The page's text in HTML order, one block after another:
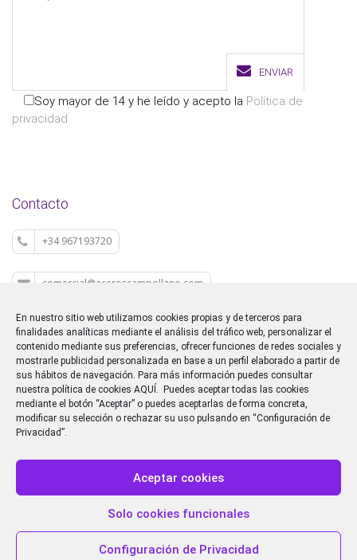
En nuestro sitio web utilizamos cookies propias y de terceros para
finalidades analíticas mediante el análisis del tráfico web, personalizar el
contenido mediante sus preferencias, ofrecer funciones de redes sociales y
mostrarle publicidad personalizada en base a un perfil elaborado a partir de
sus hábitos de navegación. Para más información puedes consultar
nuestra política de cookies AQUÍ . Puedes aceptar todas las cookies
mediante el botón “Aceptar” o puedes aceptarlas de forma concreta,
modificar su selección o rechazar su uso pulsando en “Configuración de
Privacidad”.
Aceptar cookies
Solo cookies funcionales
Configuración de Privacidad
ENVIAR
Soy mayor de 14 y he leído y acepto la Política de
privacidad
Contacto
+34 967193720
comercial@aceroscampollano.com
P.I. CAMPOLLANO C/M 5
Dirección: P. Ind. CAMPOLLANO - Cl/M, Nº 5, 02007,
Albacete
Copyright 2014 Aceros Campollano de la Mancha.
Política de privacidad
Política de cookies
Política del sistema interno de información